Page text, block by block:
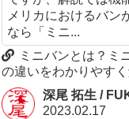
メリカにおけるバン
なら「ミニ...
ミニバンとは？ミ
の違いをわかりやす
深尾 拓生 /
2023.02.17